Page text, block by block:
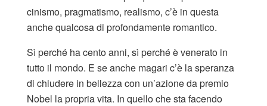
cinismo, pragmatismo, realismo, c’è in questa
anche qualcosa di profondamente romantico.
Sì perché ha cento anni, sì perché è venerato in
tutto il mondo. E se anche magari c’è la speranza
di chiudere in bellezza con un’azione da premio
Nobel la propria vita. In quello che sta facendo